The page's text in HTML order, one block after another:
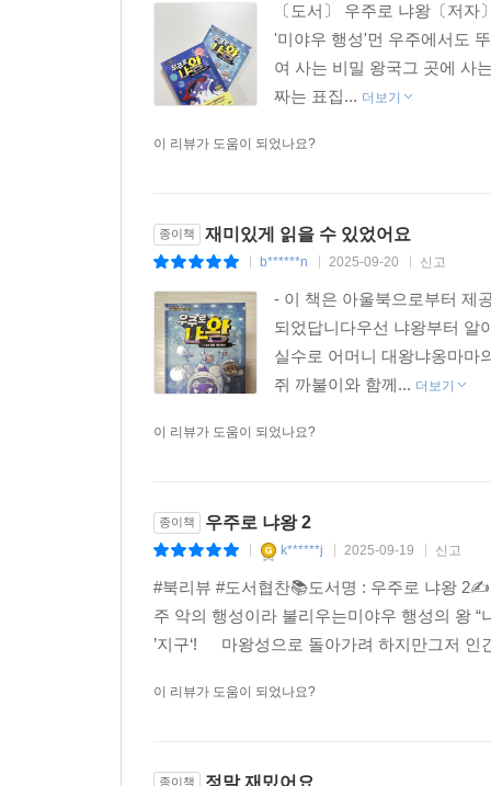
〔도서〕 우주로 냐왕〔저
'미야우 행성'먼 우주에서도
여 사는 비밀 왕국그 곳에 사
짜는 표집... 더보기
이 리뷰가 도움이 되었나요?
종이책 재미있게 읽을 수 있었어요
b******n 2025-09-20 신고
- 이 책은 아울북으로부터 제
되었답니다우선 냐왕부터 알
실수로 어머니 대왕냐옹마마
쥐 까불이와 함께... 더보기
이 리뷰가 도움이 되었나요?
종이책 우주로 냐왕 2
k******j 2025-09-19 신고
#북리뷰 #도서협찬📚도서명 : 우주로 냐왕
주 악의 행성이라 불리우는미야우 행성의 왕
’지구‘!⠀⠀마왕성으로 돌아가려 하지만그저
이 리뷰가 도움이 되었나요?
종이책